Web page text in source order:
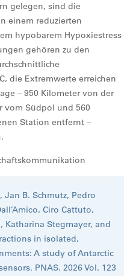
gelegen, sind die
einem reduzierten
hypobarem Hypoxiestress
gehören zu den
die Extremwerte erreichen
– 950 Kilometer von der
vom Südpol und 560
Station entfernt –
Jan B. Schmutz, Pedro
Ciro Cattuto,
Katharina Stegmayer, and
in isolated,
A study of Antarctic
PNAS. 2026 Vol. 123